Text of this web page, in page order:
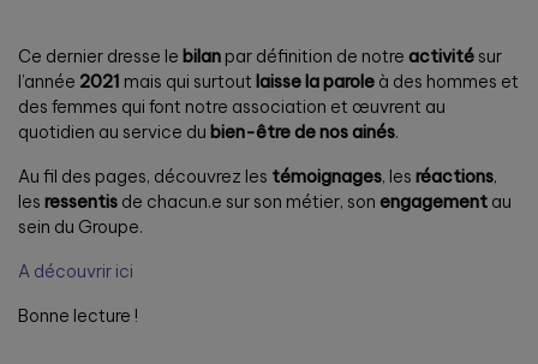
Ce dernier dresse le bilan par définition de notre activité sur
l’année 2021 mais qui surtout laisse la parole à des hommes et
des femmes qui font notre association et œuvrent au
quotidien au service du bien-être de nos ainés.
Au fil des pages, découvrez les témoignages, les réactions,
les ressentis de chacun.e sur son métier, son engagement au
sein du Groupe.
A découvrir ici
Bonne lecture !